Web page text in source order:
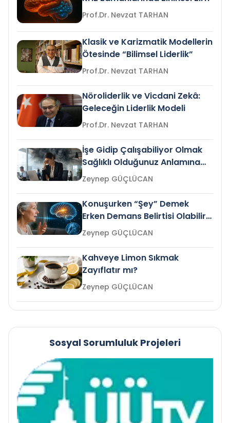
Prof.Dr. Nevzat TARHAN
Klasik ve Karizmatik Modellerin
Ötesinde “Bilimsel Liderlik”
Prof.Dr. Nevzat TARHAN
Nöroliderlik ve Vicdani Zekâ:
Geleceğin Liderlik Modeli
Prof.Dr. Nevzat TARHAN
İşe Gidip Çalışabiliyor Olmak
Sağlıklı Olduğunuz Anlamına
Gelir mi?Zeynep GÜÇLÜCAN
Konuşurken “Şey” Demek
Erken Demans Belirtisi Olabilir
mi?
Zeynep GÜÇLÜCAN
Kahveye Limon Sıkmak
Zayıflatır mı?
Zeynep GÜÇLÜCAN
Sosyal Sorumluluk Projeleri